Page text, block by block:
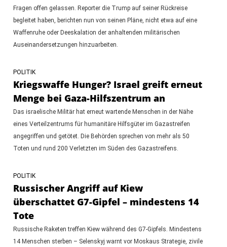
Fragen offen gelassen. Reporter die Trump auf seiner Rückreise
begleitet haben, berichten nun von seinen Pläne, nicht etwa auf eine
Waffenruhe oder Deeskalation der anhaltenden militärischen
Auseinandersetzungen hinzuarbeiten.
POLITIK
Kriegswaffe Hunger? Israel greift erneut
Menge bei Gaza-Hilfszentrum an
Das israelische Militär hat erneut wartende Menschen in der Nähe
eines Verteilzentrums für humanitäre Hilfsgüter im Gazastreifen
angegriffen und getötet. Die Behörden sprechen von mehr als 50
Toten und rund 200 Verletzten im Süden des Gazastreifens.
POLITIK
Russischer Angriff auf Kiew
überschattet G7-Gipfel – mindestens 14
Tote
Russische Raketen treffen Kiew während des G7-Gipfels. Mindestens
14 Menschen sterben – Selenskyj warnt vor Moskaus Strategie, zivile